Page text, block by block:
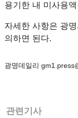
용기한 내 미사용
자세한 사항은 광
의하면 된다.
광명데일리
관련기사